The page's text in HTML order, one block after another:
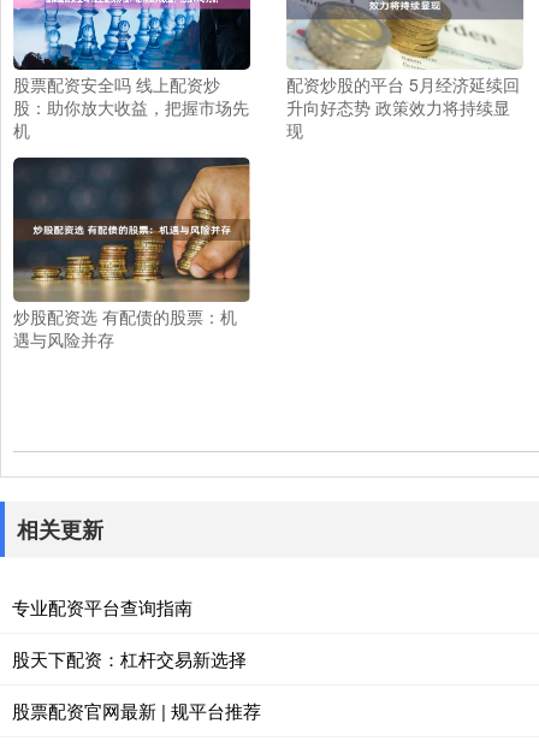
股票配资安全吗 线上配资炒
股：助你放大收益，把握市场先
机
配资炒股的平台 5月经济延续回
升向好态势 政策效力将持续显
现
炒股配资选 有配债的股票：机
遇与风险并存
相关更新
专业配资平台查询指南
股天下配资：杠杆交易新选择
股票配资官网最新 | 规平台推荐